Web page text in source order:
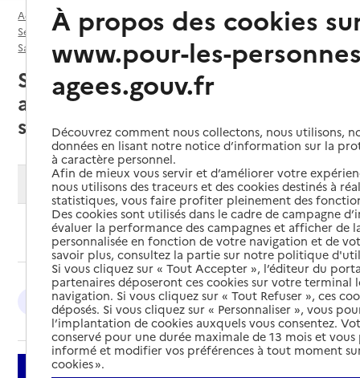
Accueil
Espace annuaire
Services autonomie à domicile (aide et soins) par département
Savoie (73)
Service autonomie à domicile (aide et soins)
Savoie (73) : liste des 21 services
autonomie à domicile (aide et
soins)
Modifier ma recherche
Ajouter cette recherche aux favoris
Chambéry : 2
Filtrer
À propos des cookies
www.pour-les-
agees.gouv.fr
Découvrez comment nous collectons, nous utilisons,
données en lisant notre notice d’information sur la
à caractère personnel.
Afin de mieux vous servir et d’améliorer votre
nous utilisons des traceurs et des cookies destinés à
statistiques, vous faire profiter pleinement des
Des cookies sont utilisés dans le cadre de campagne
évaluer la performance des campagnes et afficher de
personnalisée en fonction de votre navigation et de
savoir plus, consultez la partie sur notre politique
Si vous cliquez sur « Tout Accepter », l’éditeur du
partenaires déposeront ces cookies sur votre terminal
navigation. Si vous cliquez sur « Tout Refuser », ces
déposés. Si vous cliquez sur « Personnaliser », vous
l’implantation de cookies auxquels vous consentez.
conservé pour une durée maximale de 13 mois et
informé et modifier vos préférences à tout moment
cookies ».